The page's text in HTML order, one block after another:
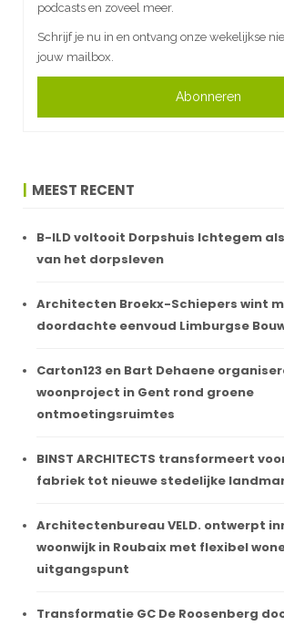
podcasts en zoveel meer.
Schrijf je nu in en ontvang onze wekelijkse
jouw mailbox.
Abonneren
MEEST RECENT
B-ILD voltooit Dorpshuis Ichtegem
van het dorpsleven
Architecten Broekx-Schiepers wint
doordachte eenvoud Limburgse
Carton123 en Bart Dehaene
woonproject in Gent rond groene
ontmoetingsruimtes
BINST ARCHITECTS transformeert
fabriek tot nieuwe stedelijke
Architectenbureau VELD. ontwerpt
woonwijk in Roubaix met flexibel
uitgangspunt
Transformatie GC De Roosenberg